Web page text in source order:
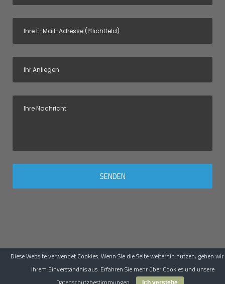
©2025 Bernhardt Gebäudetechnik GmbH |Impressum|Datenschutz |AGB
| site bymaismehl
Diese Website verwendet Cookies. Wenn Sie die Seite weiterhin nutzen, gehen
Ihrem Einverständnis aus. Erfahren Sie mehr über Cookies und unsere
Ich verstehe